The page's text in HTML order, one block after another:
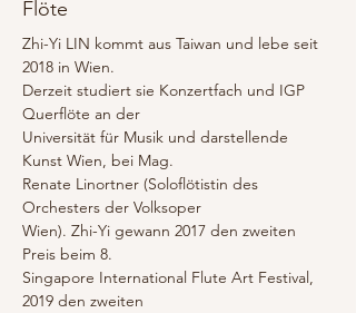
Flöte
Zhi-Yi LIN kommt aus Taiwan und lebe seit
2018 in Wien.
Derzeit studiert sie Konzertfach und IGP
Querflöte an der
Universität für Musik und darstellende
Kunst Wien, bei Mag.
Renate Linortner (Soloflötistin des
Orchesters der Volksoper
Wien). Zhi-Yi gewann 2017 den zweiten
Preis beim 8.
Singapore International Flute Art Festival,
2019 den zweiten